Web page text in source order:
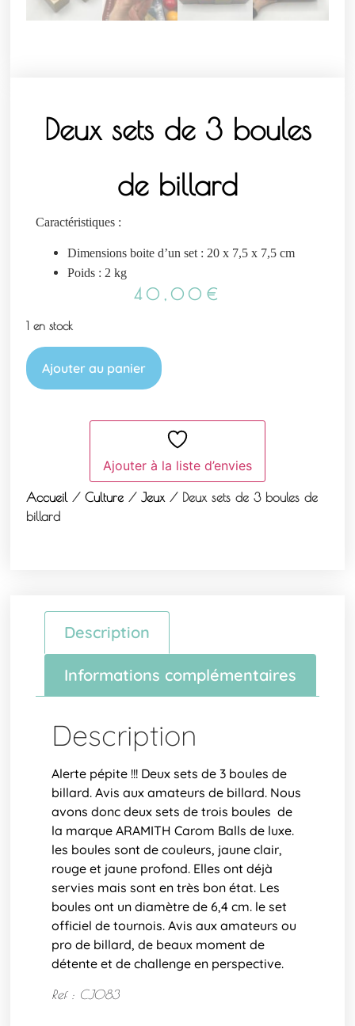
Deux sets de 3 boules
de billard
Caractéristiques :
Dimensions boite d’un set : 20 x 7,5 x 7,5 cm
Poids : 2 kg
40,00 €
1 en stock
Ajouter au panier
Ajouter à la liste d’envies
Accueil /Culture /Jeux / Deux sets de 3 boules de
billard
Description
Informations complémentaires
Description
Alerte pépite !!! Deux sets de 3 boules de
billard. Avis aux amateurs de billard. Nous
avons donc deux sets de trois boules de
la marque ARAMITH Carom Balls de luxe.
les boules sont de couleurs, jaune clair,
rouge et jaune profond. Elles ont déjà
servies mais sont en très bon état. Les
boules ont un diamètre de 6,4 cm. le set
officiel de tournois. Avis aux amateurs ou
pro de billard, de beaux moment de
détente et de challenge en perspective.
Ref : CJ083